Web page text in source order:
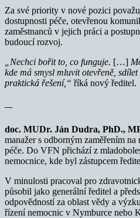
Za své priority v nové pozici
dostupnosti péče, otevřenou
zaměstnanců v jejich práci a
budoucí rozvoj.
„Nechci bořit to, co funguje. […]
kde má smysl mluvit otevřeně,
praktická řešení,“ říká nový ředitel.
—
doc. MUDr. Ján Dudra, PhD.,
manažer s odborným zaměřením
péče. Do VFN přichází z
nemocnice, kde byl zástupcem
V minulosti pracoval pro
působil jako generální ředitel a
odpovědností za oblast vědy a
řízení nemocnic v Nymburce nebo